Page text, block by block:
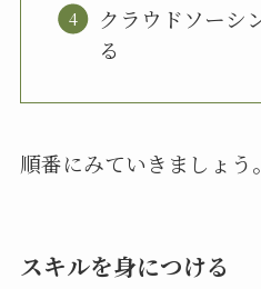
クラウドソーシ
る
順番にみていきましょう。
スキルを身につける